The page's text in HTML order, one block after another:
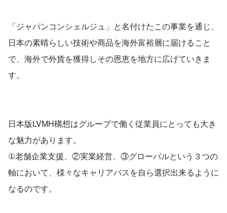
「ジャパンコンシェルジュ」と名付けたこの事業を通じ、
日本の素晴らしい技術や商品を海外富裕層に届けること
で、海外で外貨を獲得しその恩恵を地方に広げていきま
す。
日本版LVMH構想はグループで働く従業員にとっても大き
な魅力があります。
①老舗企業支援、②実業経営、③グローバルという３つの
軸において、様々なキャリアパスを自ら選択出来るように
なるのです。